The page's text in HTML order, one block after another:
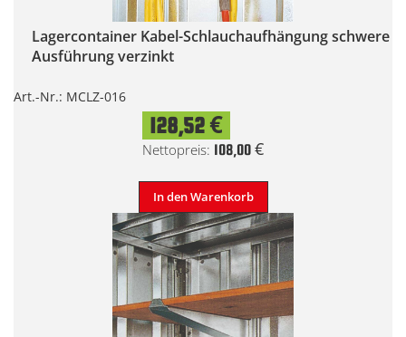
Lagercontainer Kabel-Schlauchaufhängung schwere
Ausführung verzinkt
Art.-Nr.: MCLZ-016
128,52 €
108,00 €
In den Warenkorb